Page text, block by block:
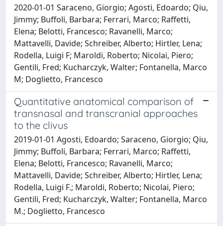
2020-01-01 Saraceno, Giorgio; Agosti, Edoardo; Qiu,
Jimmy; Buffoli, Barbara; Ferrari, Marco; Raffetti,
Elena; Belotti, Francesco; Ravanelli, Marco;
Mattavelli, Davide; Schreiber, Alberto; Hirtler, Lena;
Rodella, Luigi F; Maroldi, Roberto; Nicolai, Piero;
Gentili, Fred; Kucharczyk, Walter; Fontanella, Marco
M; Doglietto, Francesco
Quantitative anatomical comparison of
transnasal and transcranial approaches
to the clivus
2019-01-01 Agosti, Edoardo; Saraceno, Giorgio; Qiu,
Jimmy; Buffoli, Barbara; Ferrari, Marco; Raffetti,
Elena; Belotti, Francesco; Ravanelli, Marco;
Mattavelli, Davide; Schreiber, Alberto; Hirtler, Lena;
Rodella, Luigi F.; Maroldi, Roberto; Nicolai, Piero;
Gentili, Fred; Kucharczyk, Walter; Fontanella, Marco
M.; Doglietto, Francesco